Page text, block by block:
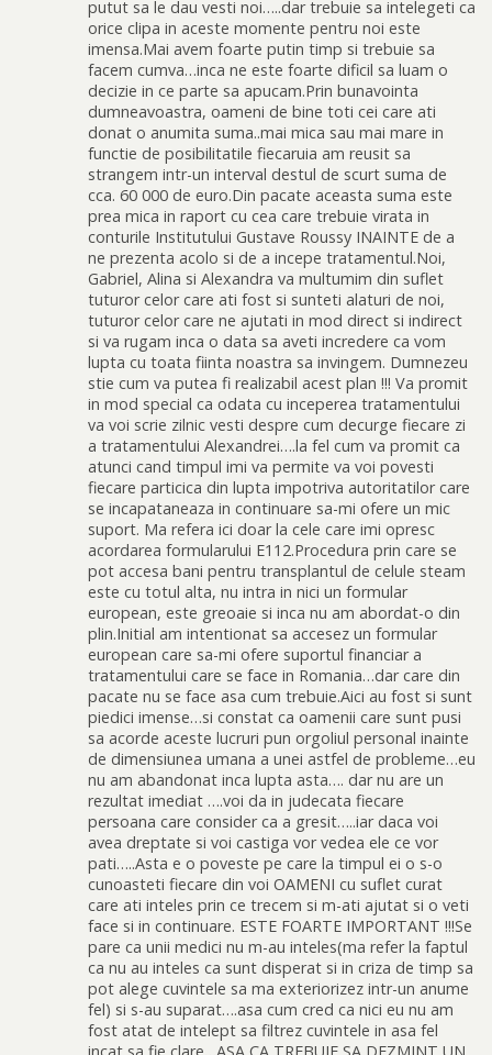
putut sa le dau vesti noi…..dar trebuie sa intelegeti ca
orice clipa in aceste momente pentru noi este
imensa.Mai avem foarte putin timp si trebuie sa
facem cumva…inca ne este foarte dificil sa luam o
decizie in ce parte sa apucam.Prin bunavointa
dumneavoastra, oameni de bine toti cei care ati
donat o anumita suma..mai mica sau mai mare in
functie de posibilitatile fiecaruia am reusit sa
strangem intr-un interval destul de scurt suma de
cca. 60 000 de euro.Din pacate aceasta suma este
prea mica in raport cu cea care trebuie virata in
conturile Institutului Gustave Roussy INAINTE de a
ne prezenta acolo si de a incepe tratamentul.Noi,
Gabriel, Alina si Alexandra va multumim din suflet
tuturor celor care ati fost si sunteti alaturi de noi,
tuturor celor care ne ajutati in mod direct si indirect
si va rugam inca o data sa aveti incredere ca vom
lupta cu toata fiinta noastra sa invingem. Dumnezeu
stie cum va putea fi realizabil acest plan !!! Va promit
in mod special ca odata cu inceperea tratamentului
va voi scrie zilnic vesti despre cum decurge fiecare zi
a tratamentului Alexandrei….la fel cum va promit ca
atunci cand timpul imi va permite va voi povesti
fiecare particica din lupta impotriva autoritatilor care
se incapataneaza in continuare sa-mi ofere un mic
suport. Ma refera ici doar la cele care imi opresc
acordarea formularului E112.Procedura prin care se
pot accesa bani pentru transplantul de celule steam
este cu totul alta, nu intra in nici un formular
european, este greoaie si inca nu am abordat-o din
plin.Initial am intentionat sa accesez un formular
european care sa-mi ofere suportul financiar a
tratamentului care se face in Romania…dar care din
pacate nu se face asa cum trebuie.Aici au fost si sunt
piedici imense…si constat ca oamenii care sunt pusi
sa acorde aceste lucruri pun orgoliul personal inainte
de dimensiunea umana a unei astfel de probleme…eu
nu am abandonat inca lupta asta…. dar nu are un
rezultat imediat ….voi da in judecata fiecare
persoana care consider ca a gresit…..iar daca voi
avea dreptate si voi castiga vor vedea ele ce vor
pati…..Asta e o poveste pe care la timpul ei o s-o
cunoasteti fiecare din voi OAMENI cu suflet curat
care ati inteles prin ce trecem si m-ati ajutat si o veti
face si in continuare. ESTE FOARTE IMPORTANT !!!Se
pare ca unii medici nu m-au inteles(ma refer la faptul
ca nu au inteles ca sunt disperat si in criza de timp sa
pot alege cuvintele sa ma exteriorizez intr-un anume
fel) si s-au suparat….asa cum cred ca nici eu nu am
fost atat de intelept sa filtrez cuvintele in asa fel